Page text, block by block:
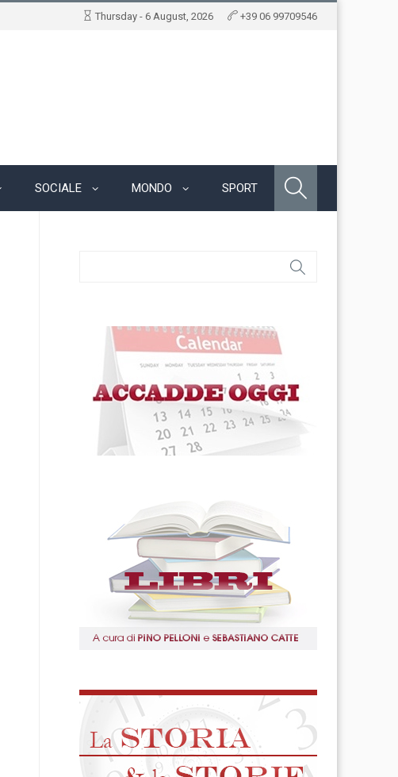
Thursday - 6 August, 2026 +39 06 99709546
SOCIALE MONDO SPORT